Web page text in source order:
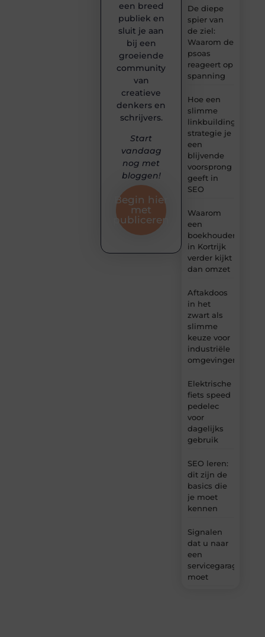
De diepe
spier van
de ziel:
Waarom de
psoas
reageert op
spanning
Hoe een
slimme
linkbuilding
strategie je
een
blijvende
voorsprong
geeft in
SEO
Waarom
een
boekhouder
in Kortrijk
verder kijkt
dan omzet
Aftakdoos
in het
zwart als
slimme
keuze voor
industriële
omgevingen
Elektrische
fiets speed
pedelec
voor
dagelijks
gebruik
SEO leren:
dit zijn de
basics die
je moet
kennen
Signalen
dat u naar
een
servicegarage
moet
een breed
publiek en
sluit je aan
bij een
groeiende
community
van
creatieve
denkers en
schrijvers.
Start
vandaag
nog met
bloggen!
Begin hier
met
publiceren